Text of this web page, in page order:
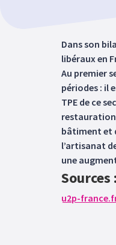
Dans son
libéraux en
Au premier
périodes : il
TPE de ce
restauration
bâtiment et
l’artisanat
une
Sources :
u2p-